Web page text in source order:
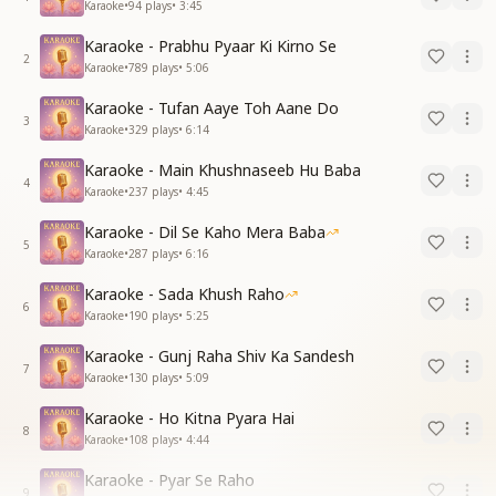
Karaoke•94 plays• 3:45
2
Karaoke - Prabhu Pyaar Ki Kirno Se
Karaoke•789 plays• 5:06
3
Karaoke - Tufan Aaye Toh Aane Do
Karaoke•329 plays• 6:14
4
Karaoke - Main Khushnaseeb Hu Baba
Karaoke•237 plays• 4:45
5
Karaoke - Dil Se Kaho Mera Baba
Karaoke•287 plays• 6:16
6
Karaoke - Sada Khush Raho
Karaoke•190 plays• 5:25
7
Karaoke - Gunj Raha Shiv Ka Sandesh
Karaoke•130 plays• 5:09
8
Karaoke - Ho Kitna Pyara Hai
Karaoke•108 plays• 4:44
9
Karaoke - Pyar Se Raho